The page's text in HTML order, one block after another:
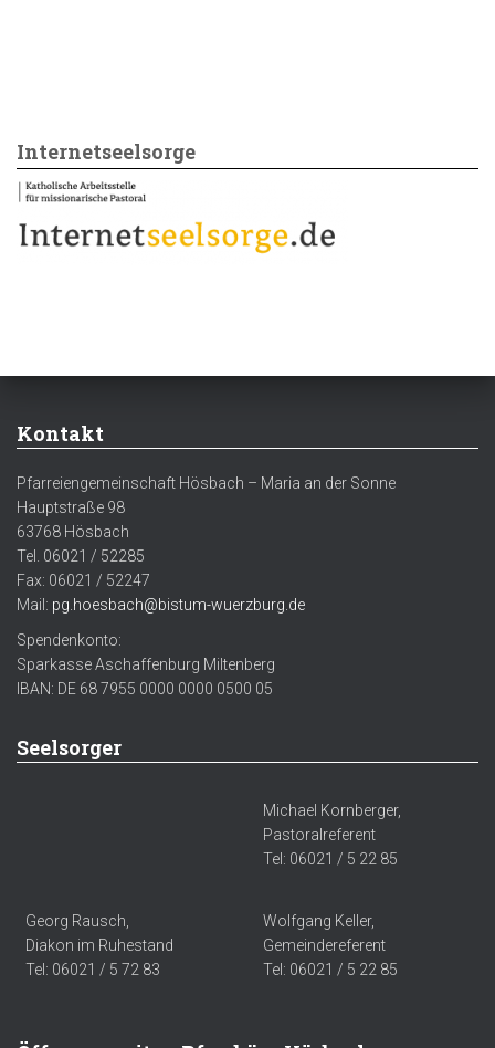
Internetseelsorge
Kontakt
Pfarreiengemeinschaft Hösbach – Maria an der Sonne
Hauptstraße 98
63768 Hösbach
Tel. 06021 / 52285
Fax: 06021 / 52247
Mail: pg.hoesbach@bistum-wuerzburg.de
Spendenkonto:
Sparkasse Aschaffenburg Miltenberg
IBAN: DE 68 7955 0000 0000 0500 05
Seelsorger
Michael Kornberger,
Pastoralreferent
Tel: 06021 / 5 22 85
Georg Rausch,
Diakon im Ruhestand
Tel: 06021 / 5 72 83
Wolfgang Keller,
Gemeindereferent
Tel: 06021 / 5 22 85